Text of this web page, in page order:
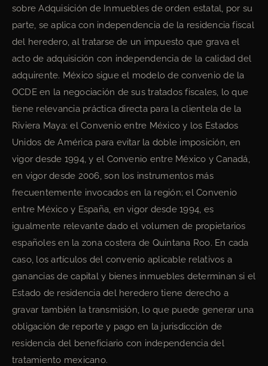
sobre Adquisición de Inmuebles de orden estatal, por su
parte, se aplica con independencia de la residencia fiscal
del heredero, al tratarse de un impuesto que grava el
acto de adquisición con independencia de la calidad del
adquirente. México sigue el modelo de convenio de la
OCDE en la negociación de sus tratados fiscales, lo que
tiene relevancia práctica directa para la clientela de la
Riviera Maya: el Convenio entre México y los Estados
Unidos de América para evitar la doble imposición, en
vigor desde 1994, y el Convenio entre México y Canadá,
en vigor desde 2006, son los instrumentos más
frecuentemente invocados en la región; el Convenio
entre México y España, en vigor desde 1994, es
igualmente relevante dado el volumen de propietarios
españoles en la zona costera de Quintana Roo. En cada
caso, los artículos del convenio aplicable relativos a
ganancias de capital y bienes inmuebles determinan si el
Estado de residencia del heredero tiene derecho a
gravar también la transmisión, lo que puede generar una
obligación de reporte y pago en la jurisdicción de
residencia del beneficiario con independencia del
tratamiento mexicano.